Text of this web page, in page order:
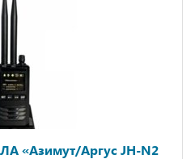
«Aзимут/Aргуc JH-N2